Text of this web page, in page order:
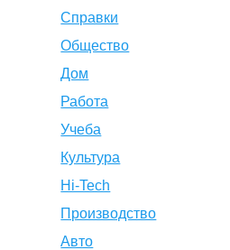
Справки
Общество
Дом
Работа
Учеба
Культура
Hi-Tech
Производство
Авто